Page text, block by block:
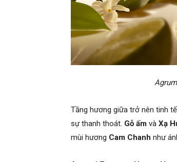
Tầng hương giữa trở nên tinh
sự thanh thoát. Gỗ ấm và Xạ
mùi hương Cam Chanh như